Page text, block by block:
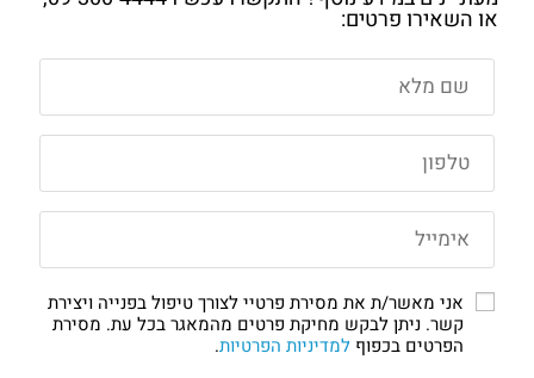
או השאירו פרטים:
אני מאשר/ת את מסירת פרטיי לצורך טיפול בפנייה ויצירת
קשר. ניתן לבקש מחיקת פרטים מהמאגר בכל עת. מסירת
הפרטים בכפוף למדיניות הפרטיות.